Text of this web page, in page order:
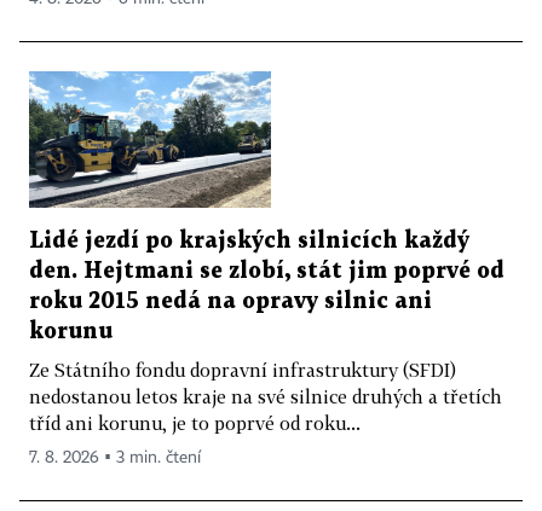
Lidé jezdí po krajských silnicích každý
den. Hejtmani se zlobí, stát jim poprvé od
roku 2015 nedá na opravy silnic ani
korunu
Ze Státního fondu dopravní infrastruktury (SFDI)
nedostanou letos kraje na své silnice druhých a třetích
tříd ani korunu, je to poprvé od roku...
7. 8. 2026 ▪ 3 min. čtení